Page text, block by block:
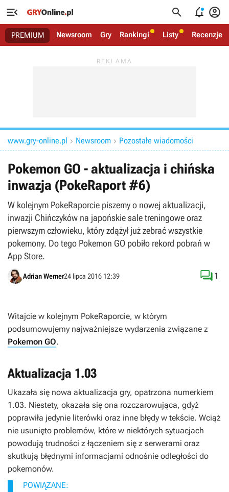
   
PREMIUM Newsroom Gry Rankingi Listy Recenzje
www.gry-online.pl  Newsroom  Pozostałe wiadomości
Pokemon GO - aktualizacja i chińska
inwazja (PokeRaport #6)
W kolejnym PokeRaporcie piszemy o nowej aktualizacji,
inwazji Chińczyków na japońskie sale treningowe oraz
pierwszym człowieku, który zdążył już zebrać wszystkie
pokemony. Do tego Pokemon GO pobiło rekord pobrań w
App Store.
Adrian Werner24 lipca 2016 12:39  1
Witajcie w kolejnym PokeRaporcie, w którym
podsumowujemy najważniejsze wydarzenia związane z
Pokemon GO.
Aktualizacja 1.03
Ukazała się nowa aktualizacja gry, opatrzona numerkiem
1.03. Niestety, okazała się ona rozczarowująca, gdyż
poprawiła jedynie literówki oraz inne błędy w tekście. Wciąż
nie usunięto problemów, które w niektórych sytuacjach
powodują trudności z łączeniem się z serwerami oraz
skutkują błędnymi informacjami odnośnie odległości do
pokemonów.
POWIĄZANE: